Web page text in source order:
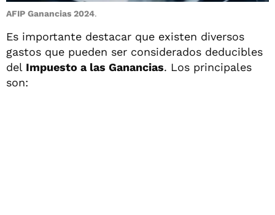
AFIP Ganancias 2024.
Es importante destacar que existen diversos
gastos que pueden ser considerados deducibles
del Impuesto a las Ganancias. Los principales
son: